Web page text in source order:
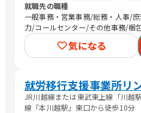
就職先の職種
一般事務・営業事務/総務・人事/
力/コールセンター/その他事務/梱
売スタッフ・接客/SEプログラマ/
ペレーター/介護職員・ヘルパー/
他
気になる
就労移行支援事業所リ
JR川越線または東武東上線「川越
線「本川越駅」東口から徒歩10分